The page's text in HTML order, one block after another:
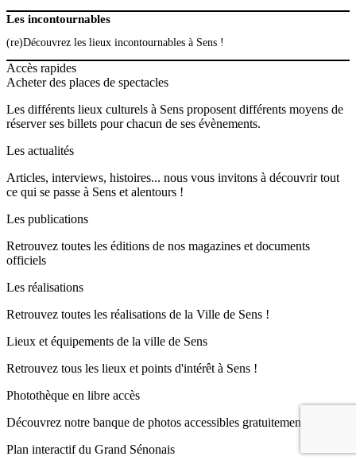
Les incontournables
(re)Découvrez les lieux incontournables à Sens !
Accès rapides
Acheter des places de spectacles
Les différents lieux culturels à Sens proposent différents moyens de
réserver ses billets pour chacun de ses évènements.
Les actualités
Articles, interviews, histoires... nous vous invitons à découvrir tout
ce qui se passe à Sens et alentours !
Les publications
Retrouvez toutes les éditions de nos magazines et documents
officiels
Les réalisations
Retrouvez toutes les réalisations de la Ville de Sens !
Lieux et équipements de la ville de Sens
Retrouvez tous les lieux et points d'intérêt à Sens !
Photothèque en libre accès
Découvrez notre banque de photos accessibles gratuitement !
Plan interactif du Grand Sénonais